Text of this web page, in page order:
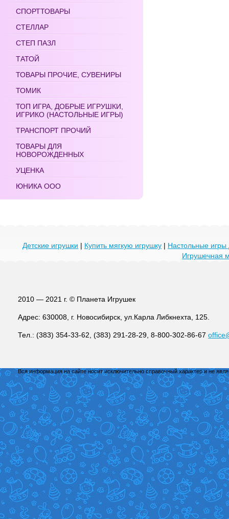
СПОРТТОВАРЫ
СТЕЛЛАР
СТЕП ПАЗЛ
ТАТОЙ
ТОВАРЫ ПРОЧИЕ, СУВЕНИРЫ
ТОМИК
ТОП ИГРА, ДОБРЫЕ ИГРУШКИ,
ИГРИКО (НАСТОЛЬНЫЕ ИГРЫ)
ТРАНСПОРТ ПРОЧИЙ
ТОВАРЫ ДЛЯ
НОВОРОЖДЕННЫХ
УЦЕНКА
ЮНИКА ООО
Детские игрушки | Купить мягкую игрушку | Настольные игры
Игрушечная
2010 — 2021 г. © Планета Игрушек
Адрес: 630008, г. Новосибирск, ул.Карла Либкнехта, 125.
Тел.: (383) 354-33-62, (383) 291-28-29, 8-800-302-86-67
Вся информация на сайте носит исключительно справочный характер и не